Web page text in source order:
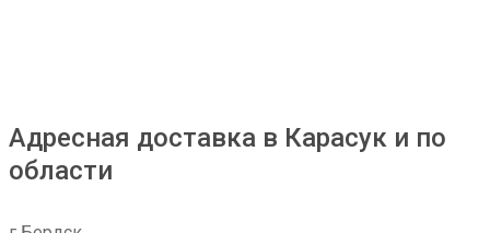
Адресная доставка в Карасук и по
области